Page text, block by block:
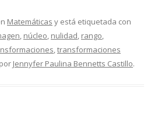
Matemáticas y está etiquetada con
, núcleo, nulidad, rango,
,transformaciones
Jennyfer Paulina Bennetts Castillo.